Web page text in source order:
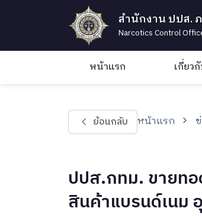
สำนักงาน ปปส.
Narcotics Control
หน้าแรก เกี่ยว
ย้อนกลับ หน้าแรก
ปปส.กทม. ขายทอ
สินค้าแบรนด์เนม